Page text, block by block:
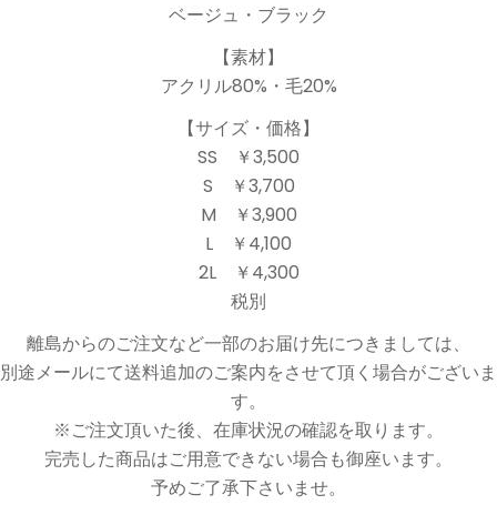
ベージュ・ブラック
【素材】
アクリル80%・毛20%
【サイズ・価格】
SS ￥3,500
S ￥3,700
M ￥3,900
L ￥4,100
2L ￥4,300
税別
離島からのご注文など一部のお届け先につきましては、
別途メールにて送料追加のご案内をさせて頂く場合がございま
す。
※ご注文頂いた後、在庫状況の確認を取ります。
完売した商品はご用意できない場合も御座います。
予めご了承下さいませ。